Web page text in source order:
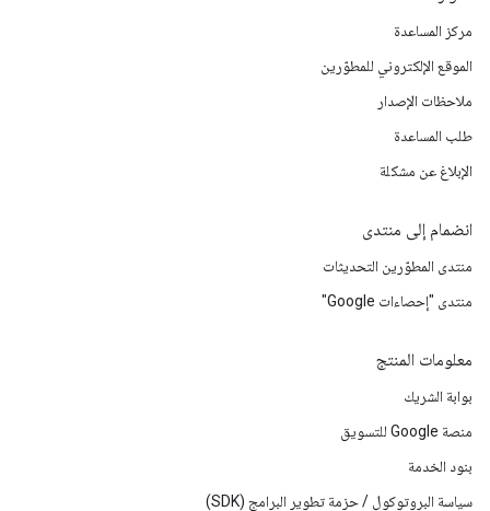
مركز المساعدة
الموقع الإلكتروني للمطوّرين
ملاحظات الإصدار
طلب المساعدة
الإبلاغ عن مشكلة
انضمام إلى منتدى
منتدى المطوّرين التحديثات
منتدى "إحصاءات Google"
معلومات المنتج
بوابة الشريك
منصة Google للتسويق
بنود الخدمة
سياسة البروتوكول / حزمة تطوير البرامج (SDK)